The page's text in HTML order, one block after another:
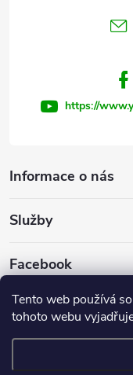
Tento web používá
tohoto webu
Informace o nás
Služby
Facebook
https://